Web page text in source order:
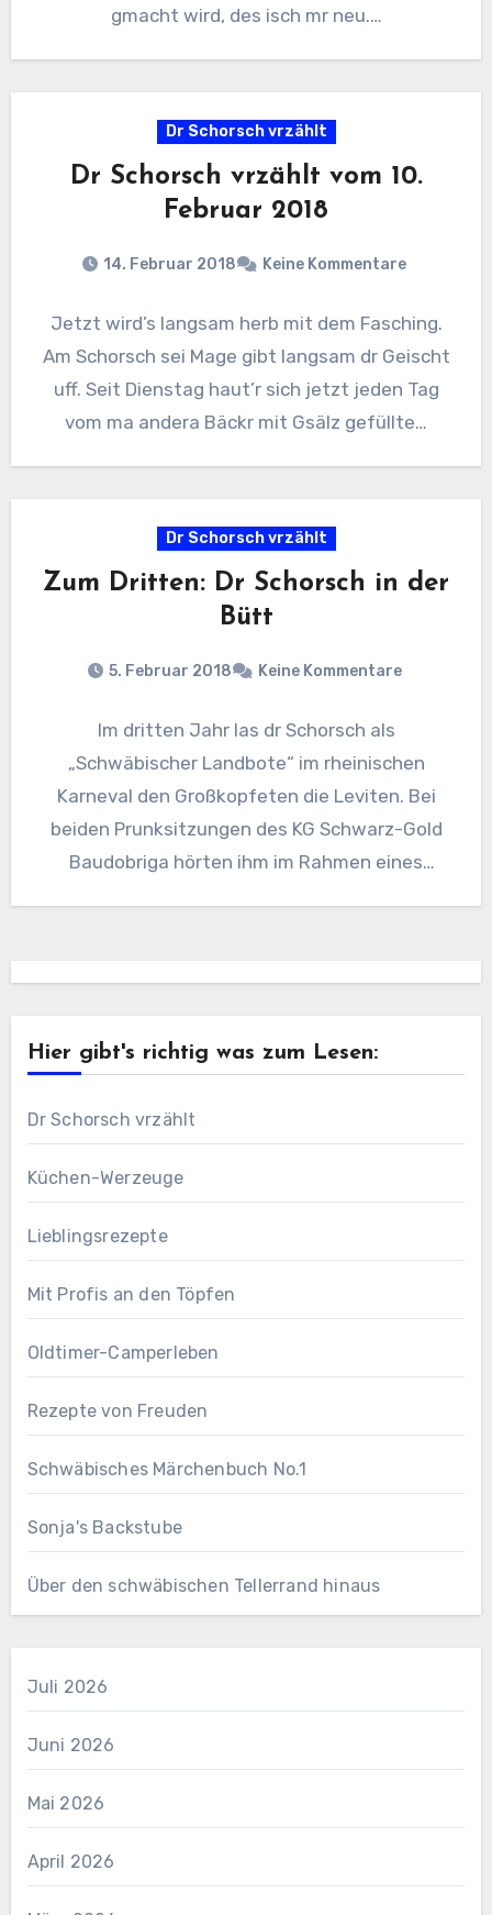
gmacht wird, des isch mr neu.…
Dr Schorsch vrzählt
Dr Schorsch vrzählt vom 10.
Februar 2018
14. Februar 2018 Keine Kommentare
Jetzt wird’s langsam herb mit dem Fasching.
Am Schorsch sei Mage gibt langsam dr Geischt
uff. Seit Dienstag haut’r sich jetzt jeden Tag
vom ma andera Bäckr mit Gsälz gefüllte…
Dr Schorsch vrzählt
Zum Dritten: Dr Schorsch in der
Bütt
5. Februar 2018 Keine Kommentare
Im dritten Jahr las dr Schorsch als
„Schwäbischer Landbote“ im rheinischen
Karneval den Großkopfeten die Leviten. Bei
beiden Prunksitzungen des KG Schwarz-Gold
Baudobriga hörten ihm im Rahmen eines
Hier gibt's richtig was zum Lesen:
Dr Schorsch vrzählt
Küchen-Werzeuge
Lieblingsrezepte
Mit Profis an den Töpfen
Oldtimer-Camperleben
Rezepte von Freuden
Schwäbisches Märchenbuch No.1
Sonja's Backstube
Über den schwäbischen Tellerrand hinaus
Juli 2026
Juni 2026
Mai 2026
April 2026